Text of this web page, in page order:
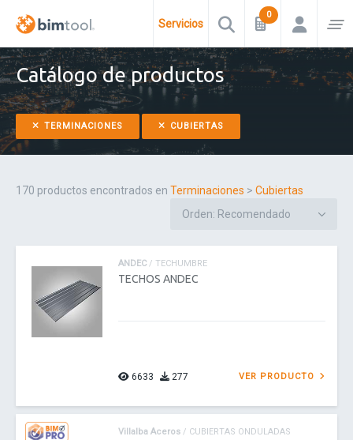
Servicios
Catálogo de productos
TERMINACIONES CUBIERTAS
170 productos encontrados en Terminaciones > Cubiertas
ANDEC / TECHUMBRE
TECHOS ANDEC
6633 277 VER PRODUCTO
Villalba Aceros / CUBIERTAS ONDULADAS